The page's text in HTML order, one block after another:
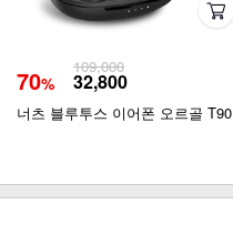
70%
109,000
32,800
너츠 블루투스 이어폰 오르골 T90